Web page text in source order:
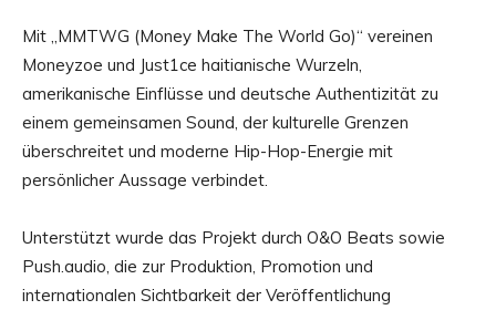
Mit „MMTWG (Money Make The World Go)“ vereinen
Moneyzoe und Just1ce haitianische Wurzeln,
amerikanische Einflüsse und deutsche Authentizität zu
einem gemeinsamen Sound, der kulturelle Grenzen
überschreitet und moderne Hip-Hop-Energie mit
persönlicher Aussage verbindet.
Unterstützt wurde das Projekt durch O&O Beats sowie
Push.audio, die zur Produktion, Promotion und
internationalen Sichtbarkeit der Veröffentlichung